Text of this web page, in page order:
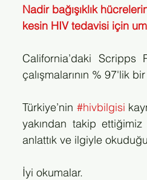
Nadir bağışıklık
kesin HIV tedavisi için
California’daki Scripps
çalışmalarının % 97'lik
Türkiye’nin #hivbilgisi
yakından takip ettiğimiz
anlattık ve ilgiyle
İyi okumalar.